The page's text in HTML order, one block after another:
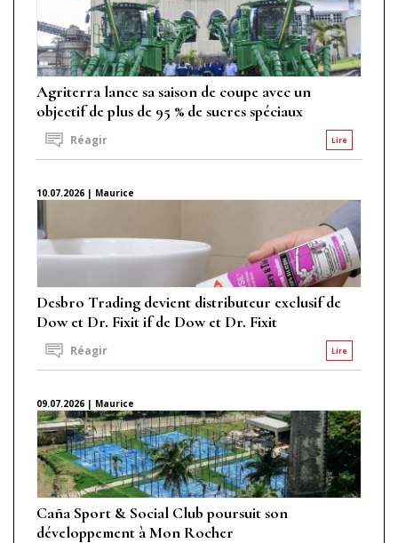
Agriterra lance sa saison de coupe avec un
objectif de plus de 95 % de sucres spéciaux
Lire
Réagir
10.07.2026 | Maurice
Desbro Trading devient distributeur exclusif de
Dow et Dr. Fixit if de Dow et Dr. Fixit
Lire
Réagir
09.07.2026 | Maurice
Caña Sport & Social Club poursuit son
développement à Mon Rocher